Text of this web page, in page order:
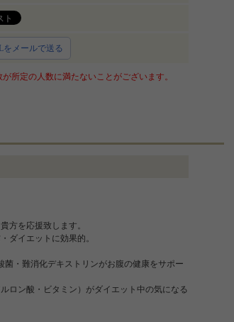
をメールで送る
所定の人数に満たないことがございます。
方を応援致します。
ダイエットに効果的。
・難消化デキストリンがお腹の健康をサポー
ロン酸・ビタミン）がダイエット中の気になる